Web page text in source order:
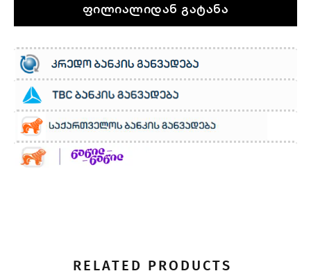
ფილიალიდან გატანა
RELATED PRODUCTS